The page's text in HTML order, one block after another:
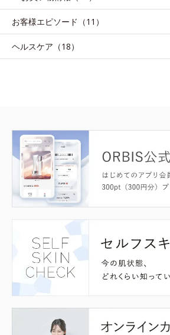
お客様エピソード（11）
ヘルスケア（18）